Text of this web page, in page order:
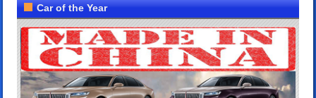
Car of the Year